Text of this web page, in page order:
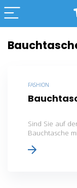
FASHION
Sind Sie auf
Bauchtasche